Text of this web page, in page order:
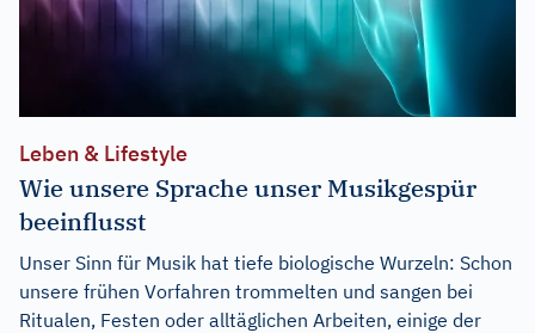
Leben & Lifestyle
Wie unsere Sprache unser Musikgespür
beeinflusst
Unser Sinn für Musik hat tiefe biologische Wurzeln: Schon
unsere frühen Vorfahren trommelten und sangen bei
Ritualen, Festen oder alltäglichen Arbeiten, einige der